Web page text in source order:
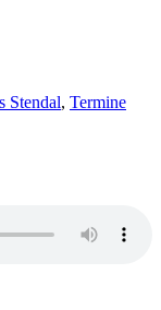
Stendal, Termine